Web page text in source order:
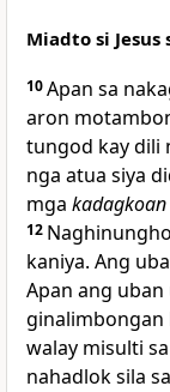
Miadto si Jesus
10Apan sa
aron
tungod kay dili
nga atua siya
mga
12
kaniya. Ang
Apan ang
ginalimbongan
walay misulti
nahadlok sila